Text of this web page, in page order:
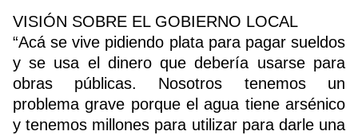
VISIÓN SOBRE EL GOBIERNO LOCAL
“Acá se vive pidiendo plata para pagar sueldos
y se usa el dinero que debería usarse para
obras públicas. Nosotros tenemos un
problema grave porque el agua tiene arsénico
y tenemos millones para utilizar para darle una